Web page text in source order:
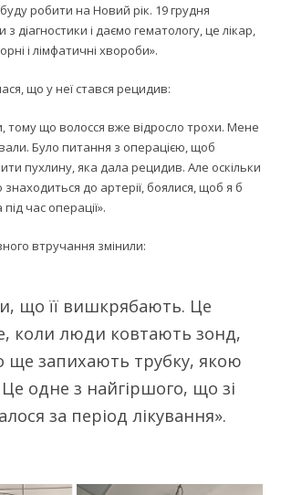
робити на Новий рік. 19 грудня
діагностики і даємо гематологу, це лікар,
і лімфатичні хвороби».
що у неї стався рецидив:
тому що волосся вже відросло трохи. Мене
Було питання з операцією, щоб
пухлину, яка дала рецидив. Але оскільки
до артерії, боялися, щоб я б
час операції».
втручання змінили:
що її вишкрябають. Це
коли люди ковтають зонд,
ще запихають трубку, якою
одне з найгіршого, що зі
за період лікування».